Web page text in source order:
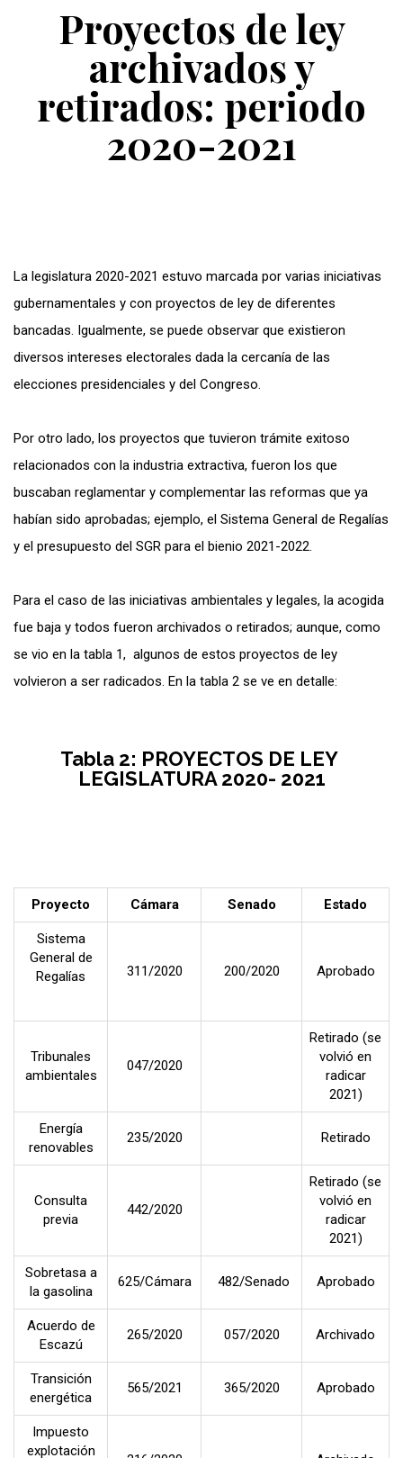
Proyectos de ley
archivados y
retirados: periodo
2020-2021
La legislatura 2020-2021 estuvo marcada por varias iniciativas
gubernamentales y con proyectos de ley de diferentes
bancadas. Igualmente, se puede observar que existieron
diversos intereses electorales dada la cercanía de las
elecciones presidenciales y del Congreso.
Por otro lado, los proyectos que tuvieron trámite exitoso
relacionados con la industria extractiva, fueron los que
buscaban reglamentar y complementar las reformas que ya
habían sido aprobadas; ejemplo, el Sistema General de Regalías
y el presupuesto del SGR para el bienio 2021-2022.
Para el caso de las iniciativas ambientales y legales, la acogida
fue baja y todos fueron archivados o retirados; aunque, como
se vio en la tabla 1, algunos de estos proyectos de ley
volvieron a ser radicados. En la tabla 2 se ve en detalle:
Tabla 2: PROYECTOS DE LEY
LEGISLATURA 2020- 2021
Proyecto Cámara Senado Estado
Sistema
General de
Regalías
311/2020 200/2020 Aprobado
Tribunales
ambientales
047/2020
Retirado (se
volvió en
radicar
2021)
Energía
renovables
235/2020 Retirado
Consulta
previa
442/2020
Retirado (se
volvió en
radicar
2021)
Sobretasa a
la gasolina
625/Cámara 482/Senado Aprobado
Acuerdo de
Escazú
265/2020 057/2020 Archivado
Transición
energética
565/2021 365/2020 Aprobado
Impuesto
explotación